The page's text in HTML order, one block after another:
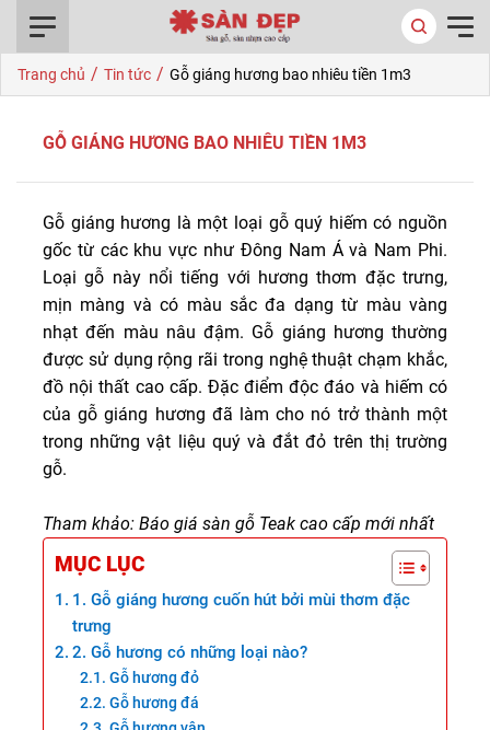
Trang chủ / Tin tức / Gỗ giáng hương bao nhiêu tiền 1m3
GỖ GIÁNG HƯƠNG BAO NHIÊU TIỀN 1M3
Gỗ giáng hương là một loại gỗ quý hiếm có nguồn
gốc từ các khu vực như Đông Nam Á và Nam Phi.
Loại gỗ này nổi tiếng với hương thơm đặc trưng,
mịn màng và có màu sắc đa dạng từ màu vàng
nhạt đến màu nâu đậm. Gỗ giáng hương thường
được sử dụng rộng rãi trong nghệ thuật chạm khắc,
đồ nội thất cao cấp. Đặc điểm độc đáo và hiếm có
của gỗ giáng hương đã làm cho nó trở thành một
trong những vật liệu quý và đắt đỏ trên thị trường
gỗ.
Tham khảo: Báo giá sàn gỗ Teak cao cấp mới nhất
MỤC LỤC
1. Gỗ giáng hương cuốn hút bởi mùi thơm đặc
trưng
2. Gỗ hương có những loại nào?
Gỗ hương đỏ
Gỗ hương đá